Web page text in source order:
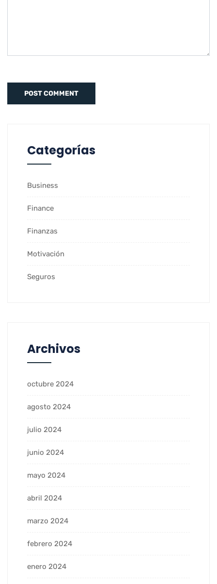
Categorías
Business
Finance
Finanzas
Motivación
Seguros
Archivos
octubre 2024
agosto 2024
julio 2024
junio 2024
mayo 2024
abril 2024
marzo 2024
febrero 2024
enero 2024